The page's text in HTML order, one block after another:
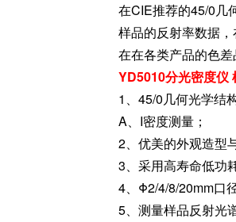
在CIE推荐的45/0几
样品的反射率数据
在在各类产品的色
YD5010分光密度仪
1、45/0几何光学结
A、I密度测量；
2、优美的外观造型
3、采用高寿命低功
4、Φ2/4/8/20mm口
5、测量样品反射光